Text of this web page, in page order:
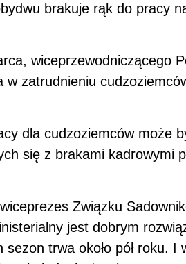
brakuje rąk do pracy
wiceprzewodniczącego
w zatrudnieniu
dla cudzoziemców może
się z brakami kadrowymi
Związku
jest dobrym
trwa około pół roku.